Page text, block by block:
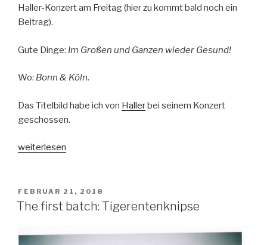
Haller-Konzert am Freitag (hier zu kommt bald noch ein
Beitrag).
Gute Dinge: Im Großen und Ganzen wieder Gesund!
Wo: Bonn & Köln.
Das Titelbild habe ich von Hallerbei seinem Konzert
geschossen.
„Rhythmus
Vol.7
(KW
weiterlesen
VERÖFFENTLICHT
AM
FEBRUAR 21, 2018
The first batch: Tigerentenknipse